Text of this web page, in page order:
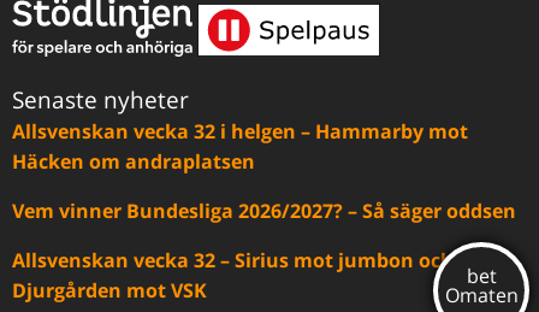
Senaste nyheter
Allsvenskan vecka 32 i helgen – Hammarby mot
Häcken om andraplatsen
Vem vinner Bundesliga 2026/2027? – Så säger oddsen
Allsvenskan vecka 32 – Sirius mot jumbon och
Djurgården mot VSK